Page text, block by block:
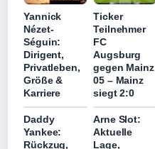
Yannick
Nézet-
Séguin:
Dirigent,
Privatleben,
Größe &
Karriere
Ticker
Teilnehmer
FC
Augsburg
gegen Mainz
05 – Mainz
siegt 2:0
Daddy
Yankee:
Rückzug,
Arne Slot:
Aktuelle
Lage,